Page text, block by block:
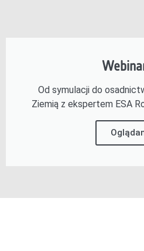
Od symulacji do
Ziemią z ekspertem ESA